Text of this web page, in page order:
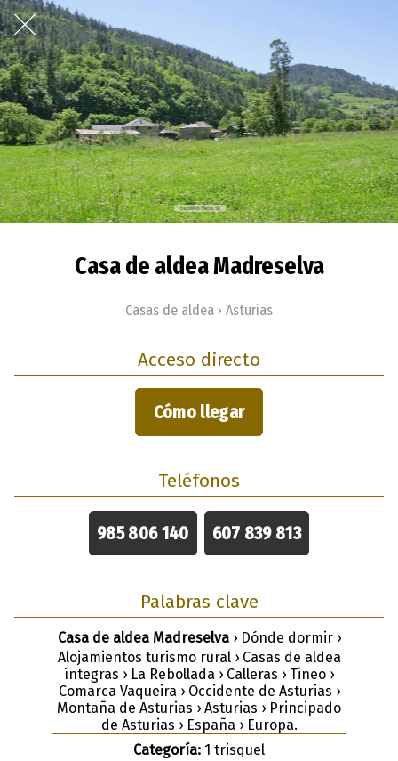
Casa de aldea Madreselva
Casas de aldea › Asturias
Acceso directo
Cómo llegar
Teléfonos
985 806 140 607 839 813
Palabras clave
Casa de aldea Madreselva› Dónde dormir ›
Alojamientos turismo rural › Casas de aldea
íntegras › La Rebollada › Calleras › Tineo ›
Comarca Vaqueira › Occidente de Asturias ›
Montaña de Asturias › Asturias › Principado
de Asturias › España › Europa.
Categoría: 1 trisquel